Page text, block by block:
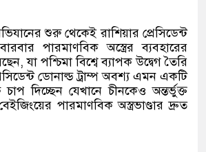
শুরু থেকেই রাশিয়ার প্রেসিডেন্ট
পারমাণবিক অস্ত্রের ব্যবহারের
যা পশ্চিমা বিশ্বে ব্যাপক উদ্বেগ তৈরি
ডোনাল্ড ট্রাম্প অবশ্য এমন একটি
দিচ্ছেন যেখানে চীনকেও অন্তর্ভুক্ত
পারমাণবিক অস্ত্রভাণ্ডার দ্রুত